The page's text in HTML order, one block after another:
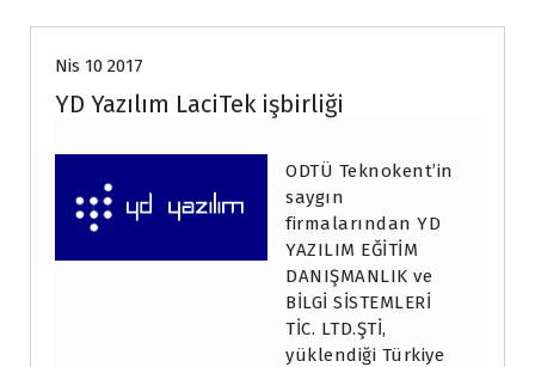
Nis 10 2017
YD Yazılım LaciTek işbirliği
ODTÜ Teknokent’in
saygın
firmalarından YD
YAZILIM EĞİTİM
DANIŞMANLIK ve
BİLGİ SİSTEMLERİ
TİC. LTD.ŞTİ,
yüklendiği Türkiye